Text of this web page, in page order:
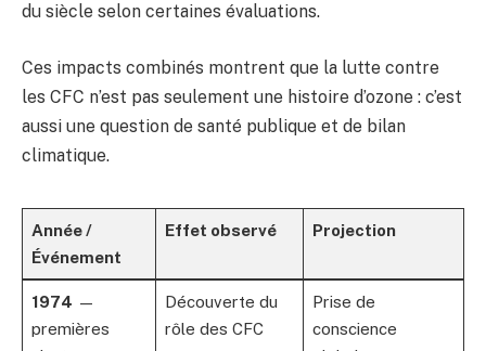
du siècle selon certaines évaluations.
Ces impacts combinés montrent que la lutte contre
les CFC n’est pas seulement une histoire d’ozone : c’est
aussi une question de santé publique et de bilan
climatique.
Année /
Événement
Effet observé Projection
1974 —
premières
Découverte du
rôle des CFC
Prise de
conscience